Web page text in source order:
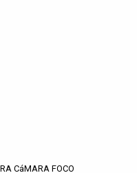
CáMARA FOCO